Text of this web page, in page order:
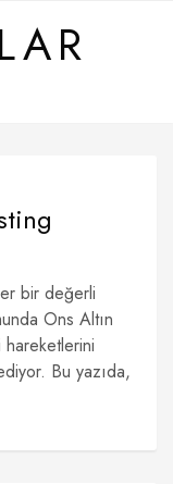
bir değerli
Ons Altın
hareketlerini
Bu yazıda,